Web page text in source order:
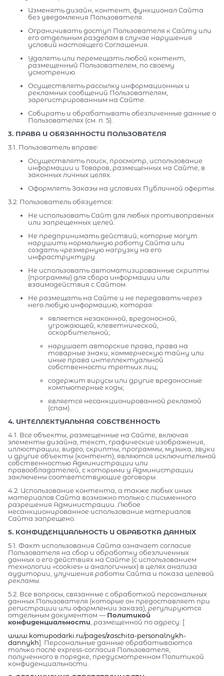
Изменять дизайн, контент, функционал Сайта
без уведомления Пользователя.
Ограничивать доступ Пользователя к Сайту или
его отдельным разделам в случае нарушения
условий настоящего Соглашения.
Удалять или перемещать любой контент,
размещенный Пользователем, по своему
усмотрению.
Осуществлять рассылку информационных и
рекламных сообщений Пользователям,
зарегистрированным на Сайте.
Собирать и обрабатывать обезличенные данные о
Пользователях (см. п. 5).
3. ПРАВА И ОБЯЗАННОСТИ ПОЛЬЗОВАТЕЛЯ
3.1. Пользователь вправе:
Осуществлять поиск, просмотр, использование
информации и Товаров, размещенных на Сайте, в
законных личных целях.
Оформлять Заказы на условиях Публичной оферты.
3.2. Пользователь обязуется:
Не использовать Сайт для любых противоправных
или запрещенных целей.
Не предпринимать действий, которые могут
нарушить нормальную работу Сайта или
создать чрезмерную нагрузку на его
инфраструктуру.
Не использовать автоматизированные скрипты
(программы) для сбора информации или
взаимодействия с Сайтом.
Не размещать на Сайте и не передавать через
него любую информацию, которая:
является незаконной, вредоносной,
угрожающей, клеветнической,
оскорбительной;
нарушает авторские права, права на
товарные знаки, коммерческую тайну или
иные права интеллектуальной
собственности третьих лиц;
содержит вирусы или другие вредоносные
компьютерные коды;
является несанкционированной рекламой
(спам).
4. ИНТЕЛЛЕКТУАЛЬНАЯ СОБСТВЕННОСТЬ
4.1. Все объекты, размещенные на Сайте, включая
элементы дизайна, текст, графические изображения,
иллюстрации, видео, скрипты, программы, музыка, звуки
и другие объекты (контент), являются исключительной
собственностью Администрации или
правообладателей, с которыми у Администрации
заключены соответствующие договоры.
4.2. Использование контента, а также любых иных
материалов Сайта возможно только с письменного
разрешения Администрации. Любое
несанкционированное использование материалов
Сайта запрещено.
5. КОНФИДЕНЦИАЛЬНОСТЬ И ОБРАБОТКА ДАННЫХ
5.1. Факт использования Сайта означает согласие
Пользователя на сбор и обработку обезличенных
данных о его действиях на Сайте (с использованием
технологии «cookies» и аналогичных) в целях анализа
аудитории, улучшения работы Сайта и показа целевой
рекламы.
5.2. Все вопросы, связанные с обработкой персональных
данных Пользователя (которые он предоставляет при
регистрации или оформлении заказа), регулируются
отдельным документом — Политикой
конфиденциальности , размещенной по адресу: [
www.komupodarki.ru/pages/zaschita-personalnykh-
dannykh]. Персональные данные обрабатываются
только после express-согласия Пользователя,
полученного в порядке, предусмотренном Политикой
конфиденциальности.